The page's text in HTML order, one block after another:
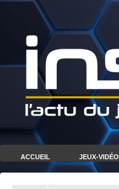
ACCUEIL JEUX-VIDÉO